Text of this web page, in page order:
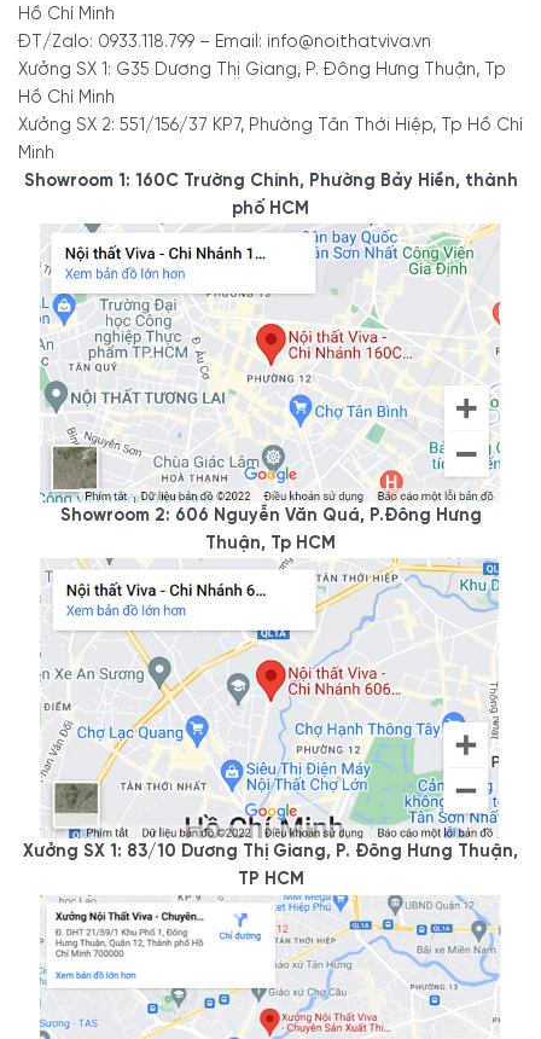
Hồ Chí Minh
ĐT/Zalo: 0933.118.799 – Email: info@noithatviva.vn
Xưởng SX 1: G35 Dương Thị Giang, P. Đông Hưng Thuận, Tp
Hồ Chí Minh
Xưởng SX 2: 551/156/37 KP7, Phường Tân Thới Hiệp, Tp Hồ Chí
Minh
Showroom 1: 160C Trường Chinh, Phường Bảy Hiền, thành
phố HCM
Showroom 2: 606 Nguyễn Văn Quá, P.Đông Hưng
Thuận, Tp HCM
Xưởng SX 1: 83/10 Dương Thị Giang, P. Đông Hưng Thuận,
TP HCM